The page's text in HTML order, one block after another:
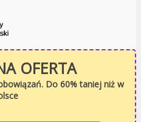
OFERTA
Do 60% taniej niż w